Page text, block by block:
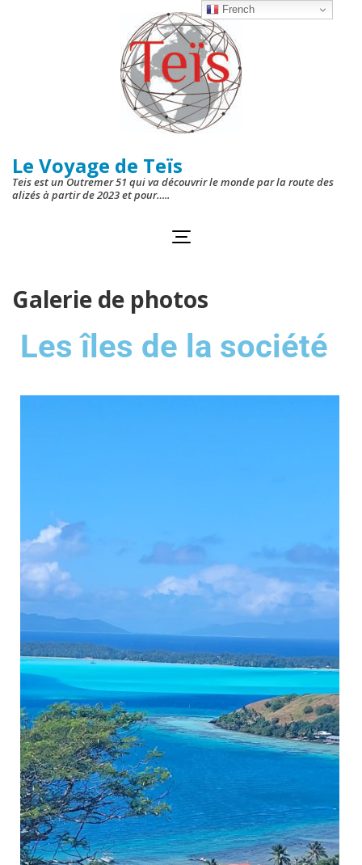
Le Voyage de Teïs
Teis est un Outremer 51 qui va découvrir le monde par la route des
alizés à partir de 2023 et pour…..
Galerie de photos
Les îles de la société
French